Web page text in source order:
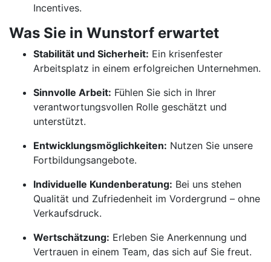
Incentives.
Was Sie in Wunstorf erwartet
Stabilität und Sicherheit: Ein krisenfester
Arbeitsplatz in einem erfolgreichen Unternehmen.
Sinnvolle Arbeit: Fühlen Sie sich in Ihrer
verantwortungsvollen Rolle geschätzt und
unterstützt.
Entwicklungsmöglichkeiten: Nutzen Sie unsere
Fortbildungsangebote.
Individuelle Kundenberatung: Bei uns stehen
Qualität und Zufriedenheit im Vordergrund – ohne
Verkaufsdruck.
Wertschätzung: Erleben Sie Anerkennung und
Vertrauen in einem Team, das sich auf Sie freut.